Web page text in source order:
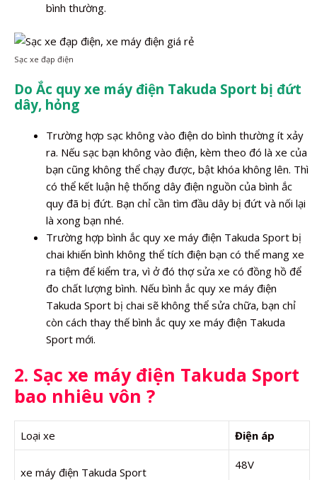
bình thường.
Sạc xe đạp điện
Do Ắc quy xe máy điện Takuda Sport bị đứt
dây, hỏng
Trường hợp sạc không vào điện do bình thường ít xảy
ra. Nếu sạc bạn không vào điện, kèm theo đó là xe của
bạn cũng không thể chạy được, bật khóa không lên. Thì
có thể kết luận hệ thống dây điện nguồn của bình ắc
quy đã bị đứt. Bạn chỉ cần tìm đầu dây bị đứt và nối lại
là xong bạn nhé.
Trường hợp bình ắc quy xe máy điện Takuda Sport bị
chai khiến bình không thể tích điện bạn có thể mang xe
ra tiệm để kiểm tra, vì ở đó thợ sửa xe có đồng hồ để
đo chất lượng bình. Nếu bình ắc quy xe máy điện
Takuda Sport bị chai sẽ không thể sửa chữa, bạn chỉ
còn cách thay thế bình ắc quy xe máy điện Takuda
Sport mới.
2. Sạc xe máy điện Takuda Sport
bao nhiêu vôn ?
Loại xe Điện áp
xe máy điện Takuda Sport
48V